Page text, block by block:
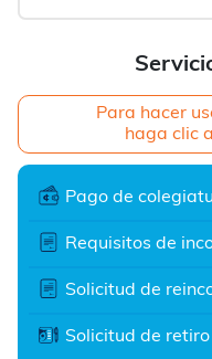
Para hacer
haga clic
Pago de
Requisitos de
Solicitud de
Solicitud de retiro